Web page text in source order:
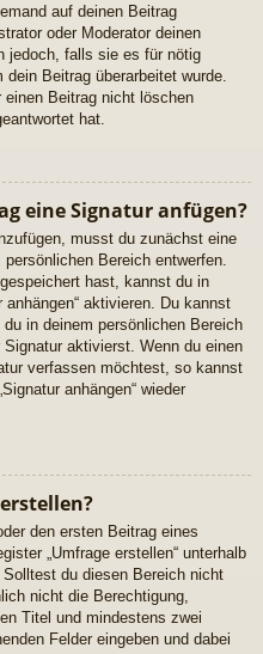
auf deinen Beitrag
oder Moderator deinen
jedoch, falls sie es für nötig
Beitrag überarbeitet wurde.
Beitrag nicht löschen
hat.
eine Signatur anfügen?
musst du zunächst eine
Bereich entwerfen.
hast, kannst du in
aktivieren. Du kannst
in deinem persönlichen Bereich
aktivierst. Wenn du einen
verfassen möchtest, so kannst
anhängen“ wieder
den ersten Beitrag eines
„Umfrage erstellen“ unterhalb
du diesen Bereich nicht
nicht die Berechtigung,
Titel und mindestens zwei
Felder eingeben und dabei